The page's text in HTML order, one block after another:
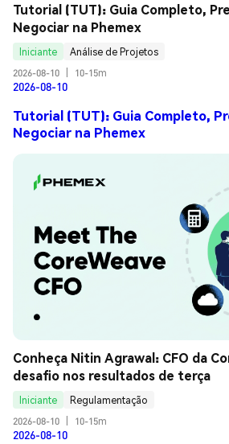
Tutorial (TUT): Guia Completo,
Negociar na Phemex
Iniciante
Análise de Projetos
2026-08-10
10-15m
2026-08-10
Tutorial (TUT): Guia Completo,
Negociar na Phemex
Conheça Nitin Agrawal: CFO da
desafio nos resultados de terça
Iniciante
Regulamentação
2026-08-10
10-15m
2026-08-10